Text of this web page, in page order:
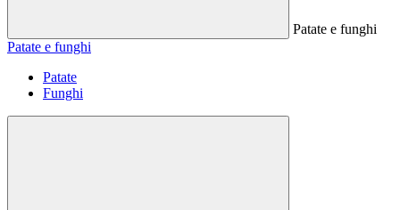
Patate e funghi
Patate e funghi
Patate
Funghi